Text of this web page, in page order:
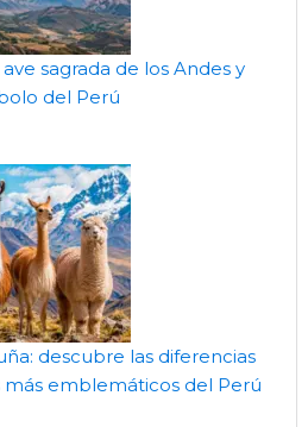
sagrada de los Andes y
del Perú
descubre las diferencias
emblemáticos del Perú